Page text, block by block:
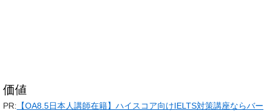
価値
PR: 【OA8.5日本人講師在籍】ハイスコア向けIELTS対策講座ならバー